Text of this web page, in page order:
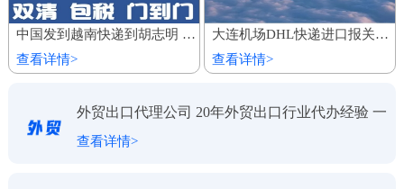
中国发到越南快递到胡志明 家具建材陆运船运出口 整柜专线运输
查看详情>
大连机场DHL快递进口报关代理公司
查看详情>
外贸出口代理公司 20年外贸出口行业代办经验 一
对一服务
查看详情>